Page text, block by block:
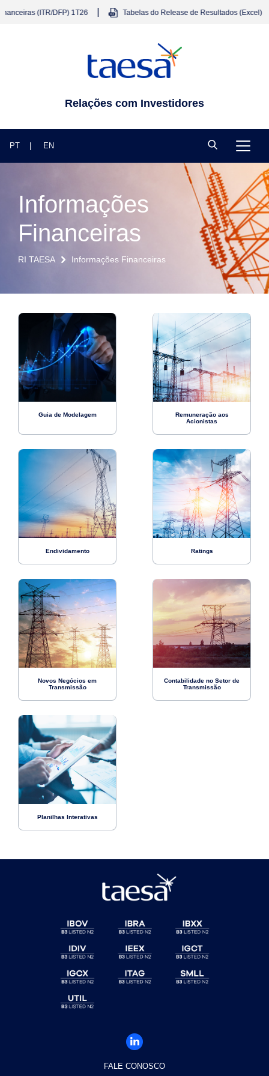
(ITR/DFP) 1T26 Tabelas do Release de Resultados (Excel)
Relações com Investidores
PT EN
Informações
Financeiras
RI TAESA Informações Financeiras
Guia de Modelagem
Remuneração aos
Acionistas
Endividamento Ratings
Novos Negócios em
Transmissão
Contabilidade no Setor de
Transmissão
Planilhas Interativas
FALE CONOSCO